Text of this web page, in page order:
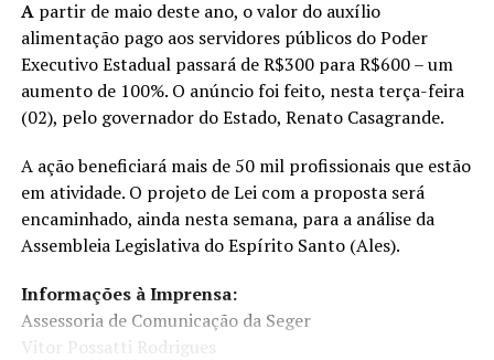
Apartir de maio deste ano, o valor do auxílio
alimentação pago aos servidores públicos do Poder
Executivo Estadual passará de R$300 para R$600 – um
aumento de 100%. O anúncio foi feito, nesta terça-feira
(02), pelo governador do Estado, Renato Casagrande.
A ação beneficiará mais de 50 mil profissionais que estão
em atividade. O projeto de Lei com a proposta será
encaminhado, ainda nesta semana, para a análise da
Assembleia Legislativa do Espírito Santo (Ales).
Informações à Imprensa:
Assessoria de Comunicação da Seger
Vitor Possatti Rodrigues